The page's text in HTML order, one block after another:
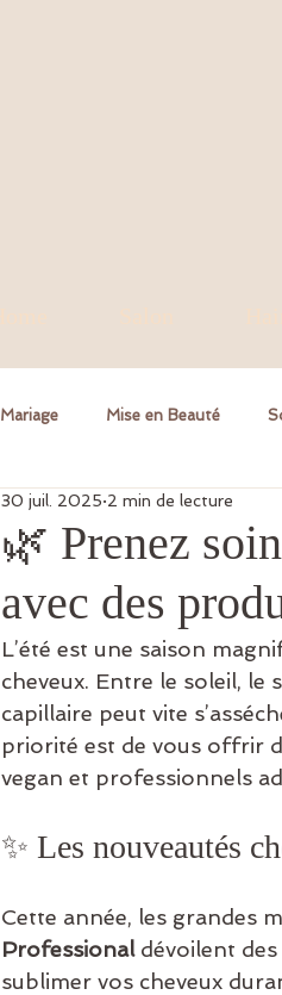
Mariage Mise en Beauté
🌿 Prenez
avec des
30 juil. 2025 2 min de lecture
L’été est une saison
cheveux. Entre le soleil, le
capillaire peut vite
priorité est de vous offrir
vegan et professionnels
✨ Les nouveautés
Cette année, les grandes
Professional dévoilent des
sublimer vos cheveux